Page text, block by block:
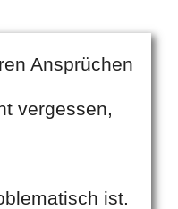
Ansprüchen
vergessen,
ist.